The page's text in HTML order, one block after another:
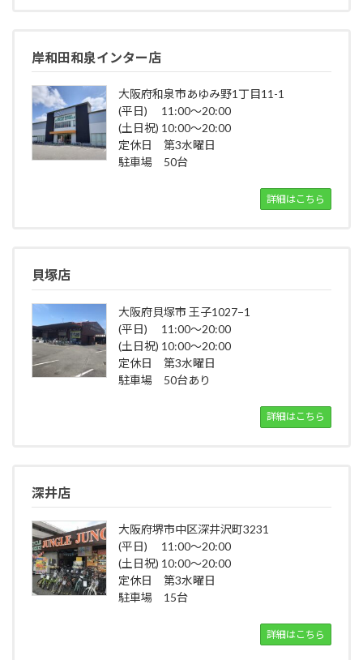
岸和田和泉インター店
大阪府和泉市あゆみ野1丁目11-1
(平日) 11:00～20:00
(土日祝) 10:00～20:00
定休日 第3水曜日
駐車場 50台
詳細はこちら
貝塚店
大阪府貝塚市 王子1027−1
(平日) 11:00～20:00
(土日祝) 10:00～20:00
定休日 第3水曜日
駐車場 50台あり
詳細はこちら
深井店
大阪府堺市中区深井沢町3231
(平日) 11:00～20:00
(土日祝) 10:00～20:00
定休日 第3水曜日
駐車場 15台
詳細はこちら